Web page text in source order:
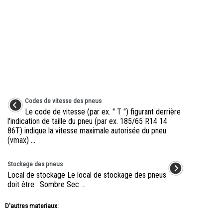
Codes de vitesse des pneus
Le code de vitesse (par ex. " T ") figurant derrière
l'indication de taille du pneu (par ex. 185/65 R14 14
86T) indique la vitesse maximale autorisée du pneu
(vmax) ...
Stockage des pneus
Local de stockage Le local de stockage des pneus
doit être : Sombre Sec ...
D'autres materiaux: